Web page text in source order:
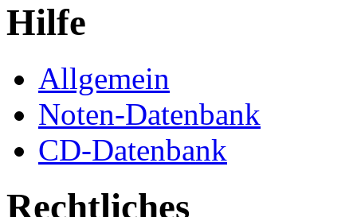
Hilfe
Allgemein
Noten-Datenbank
CD-Datenbank
Rechtliches